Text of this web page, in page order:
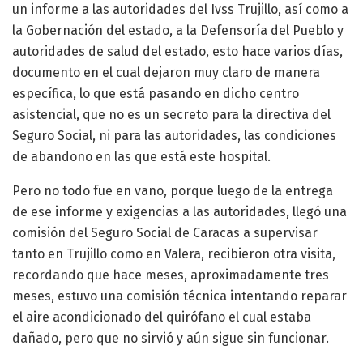
un informe a las autoridades del Ivss Trujillo, así como a
la Gobernación del estado, a la Defensoría del Pueblo y
autoridades de salud del estado, esto hace varios días,
documento en el cual dejaron muy claro de manera
específica, lo que está pasando en dicho centro
asistencial, que no es un secreto para la directiva del
Seguro Social, ni para las autoridades, las condiciones
de abandono en las que está este hospital.
Pero no todo fue en vano, porque luego de la entrega
de ese informe y exigencias a las autoridades, llegó una
comisión del Seguro Social de Caracas a supervisar
tanto en Trujillo como en Valera, recibieron otra visita,
recordando que hace meses, aproximadamente tres
meses, estuvo una comisión técnica intentando reparar
el aire acondicionado del quirófano el cual estaba
dañado, pero que no sirvió y aún sigue sin funcionar.